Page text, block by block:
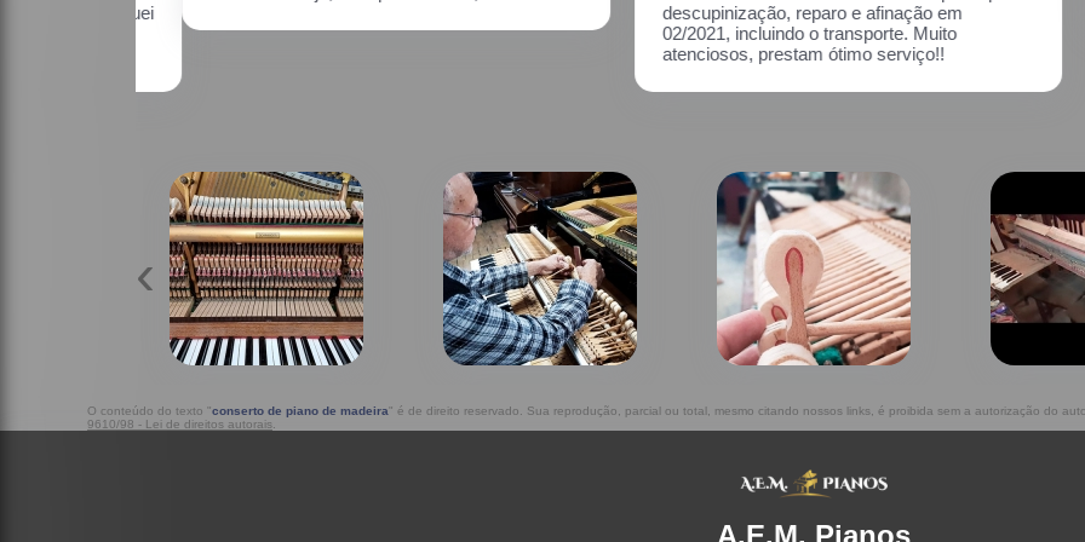
descupinização, reparo e afinação em
02/2021, incluindo o transporte. Muito
atenciosos, prestam ótimo serviço!!
‹
O conteúdo do texto "conserto de piano de madeira" é de direito reservado. Sua reprodução, parcial ou total, mesmo citando nossos links, é proibida sem a autorização do
9610/98 - Lei de direitos autorais
A.E.M. Pianos